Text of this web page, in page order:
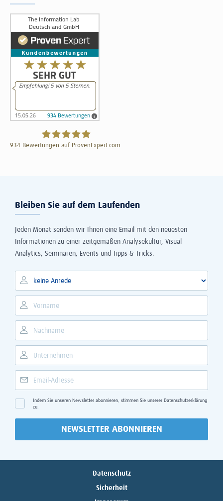
934 Bewertungen auf ProvenExpert.com
Bleiben Sie auf dem Laufenden
Jeden Monat senden wir Ihnen eine Email mit den neuesten
Informationen zu einer zeitgemäßen Analysekultur, Visual
Analytics, Seminaren, Events und Tipps & Tricks.
Indem Sie unseren Newsletter abonnieren, stimmen Sie unserer Datenschutzerklärung
zu.
NEWSLETTER ABONNIEREN
Datenschutz
Sicherheit